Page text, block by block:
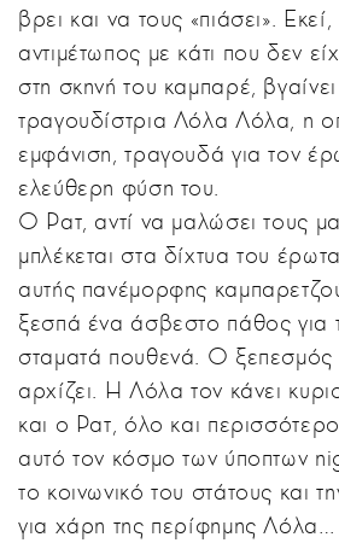
βρει και να τους «πιάσει».
αντιμέτωπος με κάτι που δεν
στη σκηνή του καμπαρέ,
τραγουδίστρια Λόλα Λόλα, η
εμφάνιση, τραγουδά για τον
ελεύθερη φύση του.
Ο Ρατ, αντί να μαλώσει τους
μπλέκεται στα δίχτυα του
αυτής πανέμορφης
ξεσπά ένα άσβεστο πάθος για
σταματά πουθενά. Ο ξεπεσμός
αρχίζει. Η Λόλα τον κάνει
και ο Ρατ, όλο και
αυτό τον κόσμο των ύποπτων
το κοινωνικό του στάτους και
για χάρη της περίφημης Λόλα…